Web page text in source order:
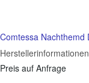
Comtessa Nachthemd
Herstellerinformationen
Preis auf Anfrage